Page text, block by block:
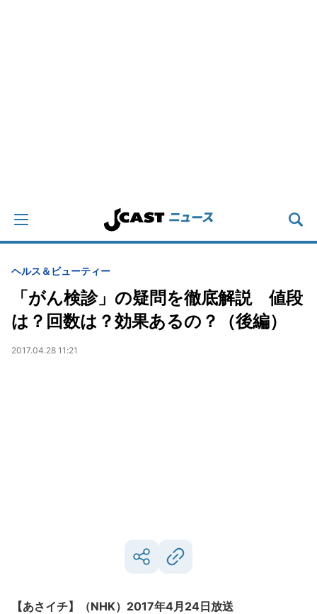
ヘルス＆ビューティー
「がん検診」の疑問を徹底解説 値段
は？回数は？効果あるの？（後編）
2017.04.28 11:21
【あさイチ】（NHK）2017年4月24日放送